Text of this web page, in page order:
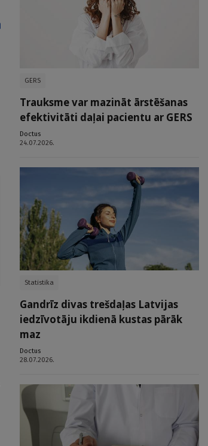
GERS
Trauksme var mazināt ārstēšanas
efektivitāti daļai pacientu ar GERS
Doctus
24.07.2026.
Statistika
Gandrīz divas trešdaļas Latvijas
iedzīvotāju ikdienā kustas pārāk
maz
Doctus
28.07.2026.